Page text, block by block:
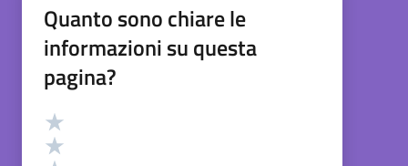
Quanto sono chiare le
informazioni su questa
pagina?
Valutazione